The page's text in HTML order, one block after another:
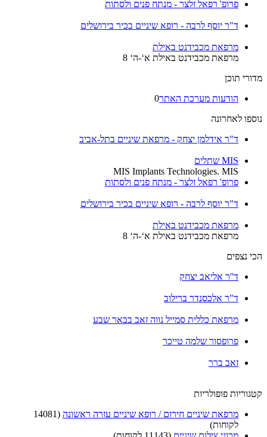
פרופ' רפאל זלצר - מנתח פנים ולסתות
ד"ר יוסף לרבה - רופא שיניים בכיר בירושלים
מרפאת מכבידנט באילת
מרפאת מכבידנט באילת א‘-ה‘ 8
מדורי תוכן
הודעות מערכת האתר0
נוספו לאחרונה
ד"ר אידלמן יצחק - מרפאת שיניים בתל-אביב
MIS שתלים
MIS Implants Technologies. MIS
פרופ' רפאל זלצר - מנתח פנים ולסתות
ד"ר יוסף לרבה - רופא שיניים בכיר בירושלים
מרפאת מכבידנט באילת
מרפאת מכבידנט באילת א‘-ה‘ 8
הכי נצפים
ד''ר אליאב יצחק
ד"ר אלכסנדר ברילוב
מרפאת כללית סמייל נווה זאב בבאר שבע
פרופסור שלמה טייכר
זאב ברר
קטגוריות פופולריות
מרפאת שיניים חירום / רופא שיניים עזרה ראשונה
(14081
לקוחות)